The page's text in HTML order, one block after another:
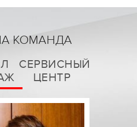
КОМАНДА
СЕРВИСНЫЙ
ЦЕНТР